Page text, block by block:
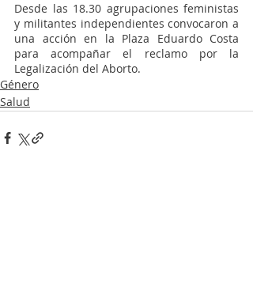
Desde las 18.30 agrupaciones feministas
y militantes independientes convocaron a
una acción en la Plaza Eduardo Costa
para acompañar el reclamo por la
Legalización del Aborto.
Género
Salud